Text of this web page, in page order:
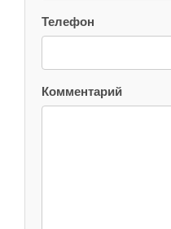
Телефон
Комментарий